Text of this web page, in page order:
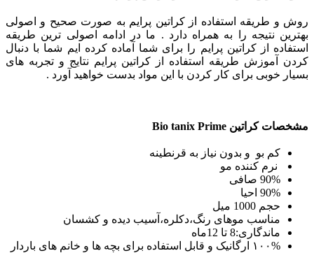
روش و طریقه استفاده از کراتین پرایم به صورت صحیح و اصولی
بهترین نتیجه را به همراه دارد . ما در ادامه اصولی ترین طریقه
استفاده از کراتین پرایم را برای شما آماده کرده ایم شما با دنبال
کردن آموزش طریقه استفاده از کراتین پرایم نتایج و تجربه های
بسیار خوبی برای کار کردن با این مواد بدست خواهید آورد .
مشخصات کراتین Bio tanix Prime
کم بو و بدون نیاز به قرنطینه
نرم کننده مو
90% صافی
90% احیا
حجم 1000 میل
مناسب موهای رنگ،دکلره،آسیب دیده و کشسان
ماندگاری:8 تا 12ماه
۱۰۰% ارگانیک و قابل استفاده برای بچه ها و خانم های باردار